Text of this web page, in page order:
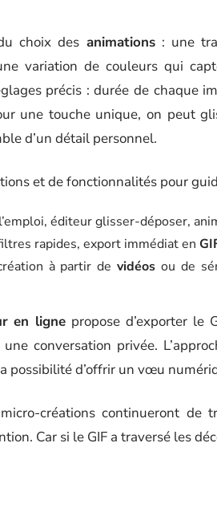
choix des animations: une
variation de couleurs qui
précis : durée de chaque
une touche unique, on peut
d’un détail personnel.
et de fonctionnalités pour
éditeur glisser-déposer,
rapides, export immédiat en
à partir devidéos ou de
en ligne propose d’exporter le
conversation privée.
possibilité d’offrir un vœu
créations continueront de
Car si le GIF a traversé les